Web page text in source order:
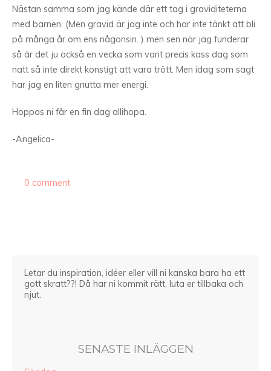
Nästan samma som jag kände där ett tag i graviditeterna
med barnen. (Men gravid är jag inte och har inte tänkt att bli
på många år om ens någonsin. ) men sen när jag funderar
så är det ju också en vecka som varit precis kass dag som
natt så inte direkt konstigt att vara trött. Men idag som sagt
har jag en liten gnutta mer energi.
Hoppas ni får en fin dag allihopa.
-Angelica-
0 comment
Letar du inspiration, idéer eller vill ni kanska bara ha ett
gott skratt??! Då har ni kommit rätt, luta er tillbaka och
njut.
SENASTE INLÄGGEN